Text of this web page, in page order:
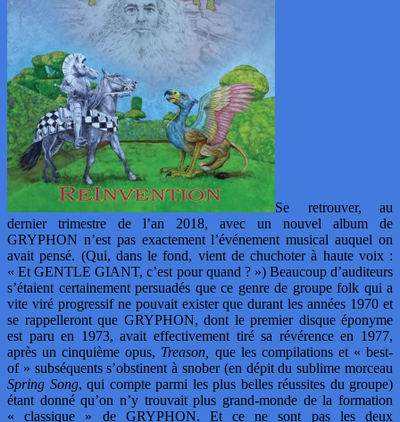
Se retrouver, au
dernier trimestre de l’an 2018, avec un nouvel album de
GRYPHON n’est pas exactement l’événement musical auquel on
avait pensé. (Qui, dans le fond, vient de chuchoter à haute voix :
« Et GENTLE GIANT, c’est pour quand ? ») Beaucoup d’auditeurs
s’étaient certainement persuadés que ce genre de groupe folk qui a
vite viré progressif ne pouvait exister que durant les années 1970 et
se rappelleront que GRYPHON, dont le premier disque éponyme
est paru en 1973, avait effectivement tiré sa révérence en 1977,
après un cinquième opus, Treason,
que les compilations et « best-
of » subséquents s’obstinent à snober (en dépit du sublime morceau
Spring Song, qui compte parmi les plus belles réussites du groupe)
étant donné qu’on n’y trouvait plus grand-monde de la formation
« classique » de GRYPHON. Et ce ne sont pas les deux